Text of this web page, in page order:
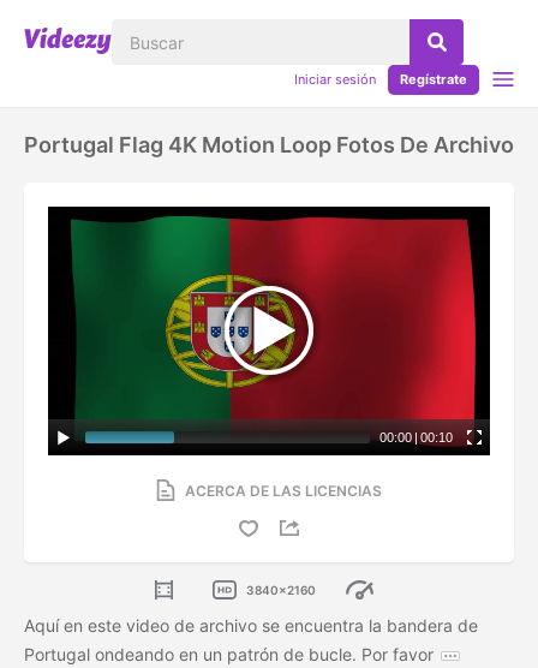
Iniciar sesión Regístrate
Portugal Flag 4K Motion Loop Fotos De Archivo
00:00 | 00:10
ACERCA DE LAS LICENCIAS
3840x2160
Aquí en este video de archivo se encuentra la bandera de
Portugal ondeando en un patrón de bucle. Por favor